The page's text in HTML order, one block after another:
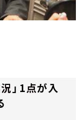
――1点が入